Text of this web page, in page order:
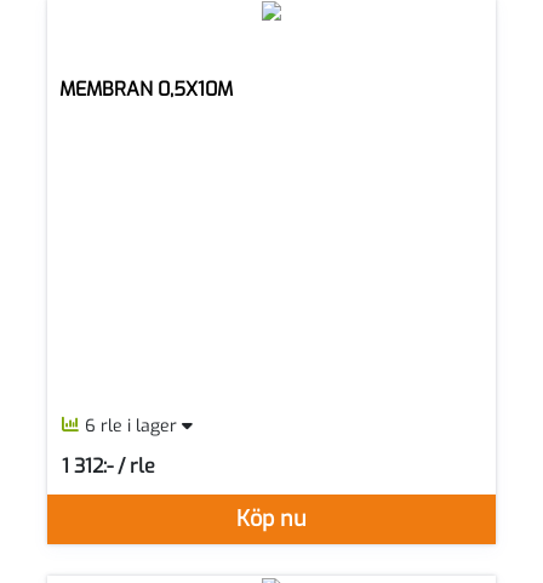
MEMBRAN 0,5X10M
6 rle i lager
Köp nu
1 312:- / rle
SEK per RLE